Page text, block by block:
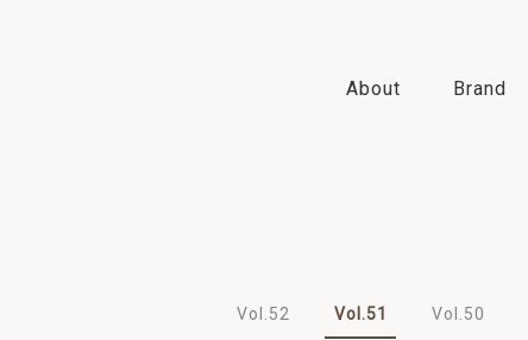
About Brand
Vol.52 Vol.51 Vol.50